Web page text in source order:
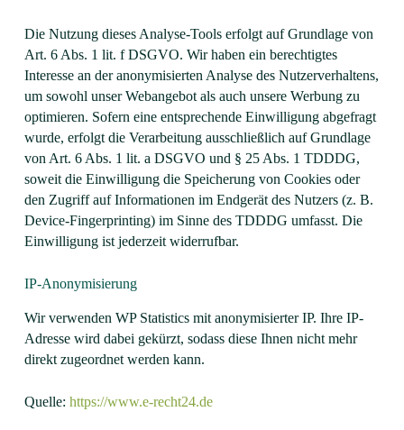
Die Nutzung dieses Analyse-Tools erfolgt auf Grundlage von
Art. 6 Abs. 1 lit. f DSGVO. Wir haben ein berechtigtes
Interesse an der anonymisierten Analyse des Nutzerverhaltens,
um sowohl unser Webangebot als auch unsere Werbung zu
optimieren. Sofern eine entsprechende Einwilligung abgefragt
wurde, erfolgt die Verarbeitung ausschließlich auf Grundlage
von Art. 6 Abs. 1 lit. a DSGVO und § 25 Abs. 1 TDDDG,
soweit die Einwilligung die Speicherung von Cookies oder
den Zugriff auf Informationen im Endgerät des Nutzers (z. B.
Device-Fingerprinting) im Sinne des TDDDG umfasst. Die
Einwilligung ist jederzeit widerrufbar.
IP-Anonymisierung
Wir verwenden WP Statistics mit anonymisierter IP. Ihre IP-
Adresse wird dabei gekürzt, sodass diese Ihnen nicht mehr
direkt zugeordnet werden kann.
Quelle: https://www.e-recht24.de